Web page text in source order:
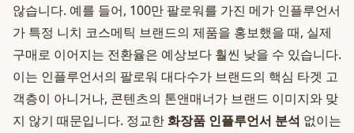
않습니다. 예를 들어, 100만 팔로워를 가진 메가 인플루언서
가 특정 니치 코스메틱 브랜드의 제품을 홍보했을 때, 실제
구매로 이어지는 전환율은 예상보다 훨씬 낮을 수 있습니다.
이는 인플루언서의 팔로워 대다수가 브랜드의 핵심 타겟 고
객층이 아니거나, 콘텐츠의 톤앤매너가 브랜드 이미지와 맞
지 않기 때문입니다. 정교한화장품 인플루언서 분석 없이는